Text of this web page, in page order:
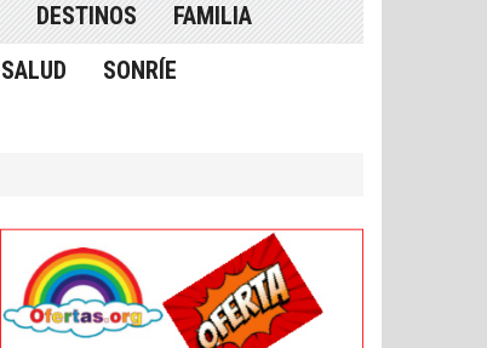
DESTINOS
FAMILIA
SALUD
SONRÍE